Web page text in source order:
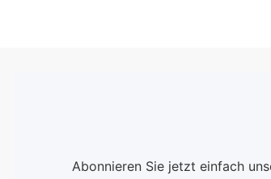
Abonnieren Sie jetzt einfach